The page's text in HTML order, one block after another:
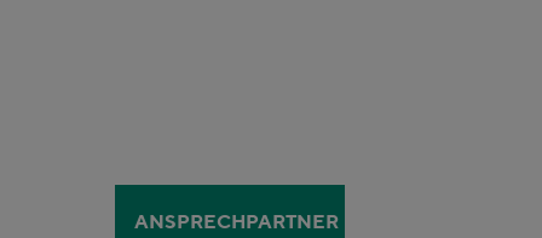
ANSPRECHPARTNER